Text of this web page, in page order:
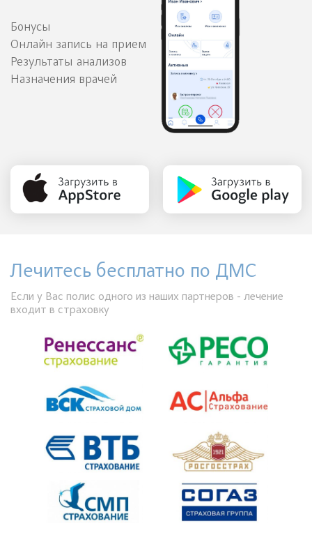
Бонусы
Онлайн запись на прием
Результаты анализов
Назначения врачей
Лечитесь бесплатно по ДМС
Если у Вас полис одного из наших партнеров - лечение
входит в страховку